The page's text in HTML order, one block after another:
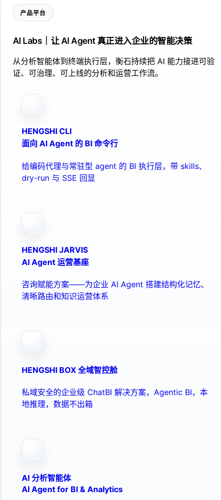
产品平台
AI Labs｜让 AI Agent 真正进入企业的智能决策
从分析智能体到终端执行层，衡石持续把 AI 能力接进可验
证、可治理、可上线的分析和运营工作流。
HENGSHI CLI
面向 AI Agent 的 BI 命令行
给编码代理与常驻型 agent 的 BI 执行层，带 skills、
dry-run 与 SSE 回显
HENGSHI JARVIS
AI Agent 运营基座
咨询赋能方案——为企业 AI Agent 搭建结构化记忆、
清晰路由和知识运营体系
HENGSHI BOX 全域智控舱
私域安全的企业级 ChatBI 解决方案，Agentic BI，本
地推理，数据不出箱
AI 分析智能体
AI Agent for BI & Analytics